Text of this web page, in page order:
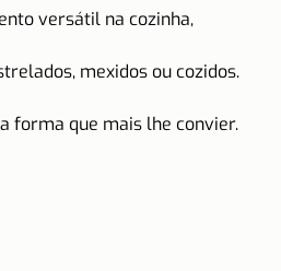
versátil na cozinha,
mexidos ou cozidos.
forma que mais lhe convier.